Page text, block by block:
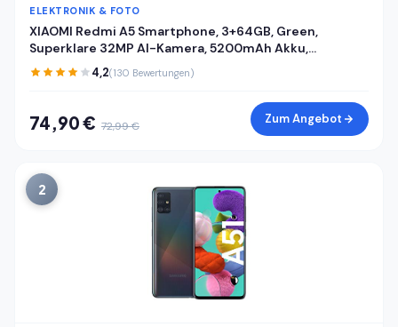
ELEKTRONIK & FOTO
XIAOMI Redmi A5 Smartphone, 3+64GB, Green,
Superklare 32MP AI-Kamera, 5200mAh Akku,
Leistungsstarker Octa-Core-Prozessor, Immersives
6,88" 120Hz Display
4,2(130 Bewertungen)
74,90 € 72,99 € Zum Angebot
2